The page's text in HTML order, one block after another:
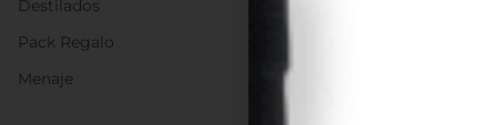
Destilados
Pack Regalo
Menaje